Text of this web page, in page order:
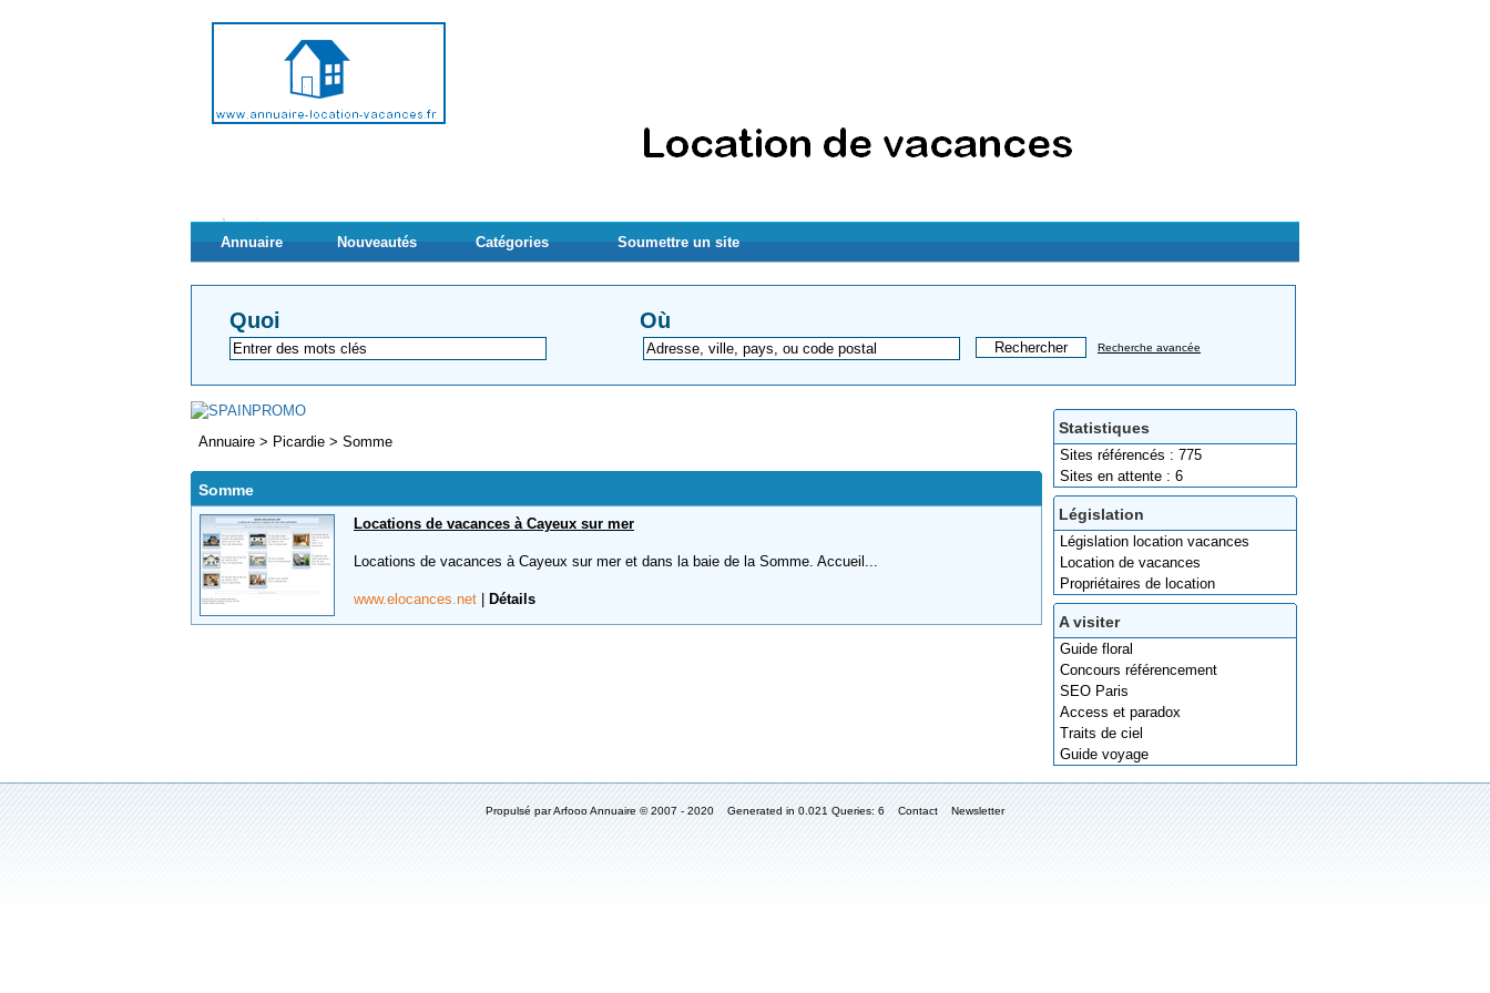
Annuaire Nouveautés Catégories Soumettre un site
Quoi Où
Recherche avancée
Statistiques
Sites référencés : 775
Sites en attente : 6
Législation
Législation location vacances
Location de vacances
Propriétaires de location
A visiter
Guide floral
Concours référencement
SEO Paris
Access et paradox
Traits de ciel
Guide voyage
Annuaire > Picardie > Somme
Somme
Locations de vacances à Cayeux sur mer
Locations de vacances à Cayeux sur mer et dans la baie de la Somme. Accueil...
www.elocances.net Détails
Propulsé par Arfooo Annuaire © 2007 - 2020 Generated in 0.021 Queries: 6 Contact Newsletter